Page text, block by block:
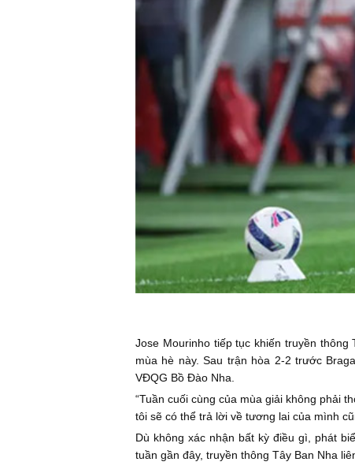
Jose Mourinho tiếp tục khiến truyền
mùa hè này. Sau trận hòa 2-2 trước
VĐQG Bồ Đào Nha.
“Tuần cuối cùng của mùa giải không phải
tôi sẽ có thể trả lời về tương lai của mình
Dù không xác nhận bất kỳ điều gì, phát
tuần gần đây, truyền thông Tây Ban Nha